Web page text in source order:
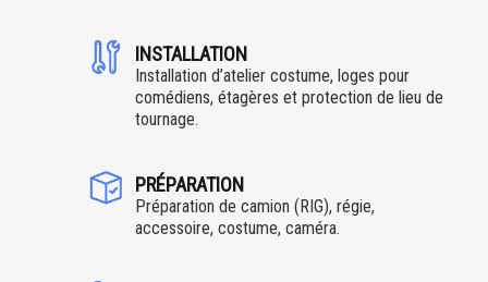
INSTALLATION
Installation d’atelier costume, loges pour
comédiens, étagères et protection de lieu de
tournage.
PRÉPARATION
Préparation de camion (RIG), régie,
accessoire, costume, caméra.